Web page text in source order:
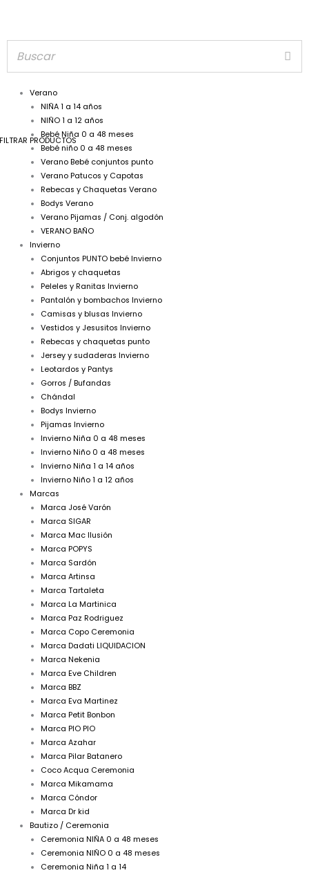
Verano
NIÑA 1 a 14 años
NIÑO 1 a 12 años
Bebé Niña 0 a 48 meses
Bebé niño 0 a 48 meses
Verano Bebé conjuntos punto
Verano Patucos y Capotas
Rebecas y Chaquetas Verano
Bodys Verano
Verano Pijamas / Conj. algodón
VERANO BAÑO
Invierno
Conjuntos PUNTO bebé Invierno
Abrigos y chaquetas
Peleles y Ranitas Invierno
Pantalón y bombachos Invierno
Camisas y blusas Invierno
Vestidos y Jesusitos Invierno
Rebecas y chaquetas punto
Jersey y sudaderas Invierno
Leotardos y Pantys
Gorros / Bufandas
Chándal
Bodys Invierno
Pijamas Invierno
Invierno Niña 0 a 48 meses
Invierno Niño 0 a 48 meses
Invierno Niña 1 a 14 años
Invierno Niño 1 a 12 años
Marcas
Marca José Varón
Marca SIGAR
Marca Mac Ilusión
Marca POPYS
Marca Sardón
Marca Artinsa
Marca Tartaleta
Marca La Martinica
Marca Paz Rodriguez
Marca Copo Ceremonia
Marca Dadati LIQUIDACION
Marca Nekenia
Marca Eve Children
Marca BBZ
Marca Eva Martinez
Marca Petit Bonbon
Marca PIO PIO
Marca Azahar
Marca Pilar Batanero
Coco Acqua Ceremonia
Marca Mikamama
Marca Cóndor
Marca Dr kid
Bautizo / Ceremonia
Ceremonia NIÑA 0 a 48 meses
Ceremonia NIÑO 0 a 48 meses
Ceremonia Niña 1 a 14
FILTRAR PRODUCTOS